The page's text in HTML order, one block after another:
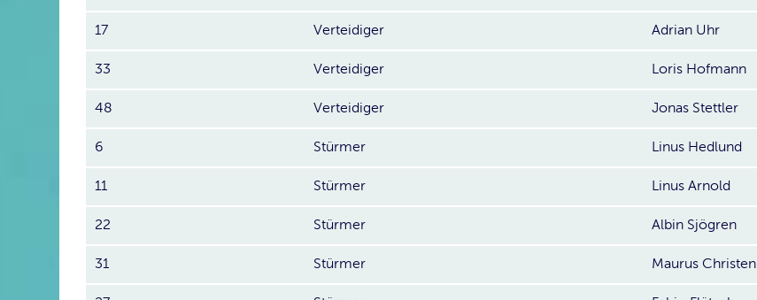
17 Verteidiger Adrian Uhr
33 Verteidiger Loris Hofmann
48 Verteidiger Jonas Stettler
6 Stürmer Linus Hedlund
11 Stürmer Linus Arnold
22 Stürmer Albin Sjögren
31 Stürmer Maurus Christen